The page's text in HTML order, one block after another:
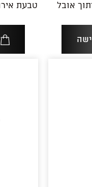
אובל טבעת אירוסין 3 יהלומים